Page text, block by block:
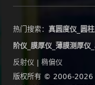
热门搜索：真圆度仪_圆
阶仪_膜厚仪_薄膜测厚仪
反射仪 |椭偏仪
版权所有 © 2006-2026